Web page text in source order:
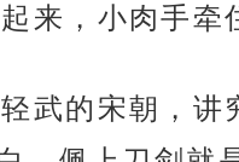
来，小肉手牵
武的宋朝，